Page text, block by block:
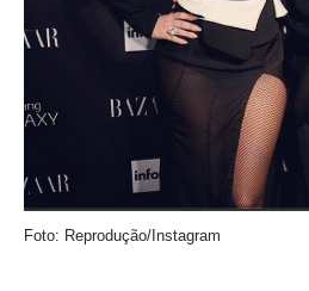
Foto: Reprodução/Instagram